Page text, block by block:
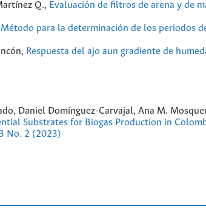
Q., Evaluación de filtros de arena y de
Método para la determinación de los periodos
Respuesta del ajo aun gradiente de
Daniel Domínguez-Carvajal, Ana M.
Substrates for Biogas Production in
No. 2 (2023)